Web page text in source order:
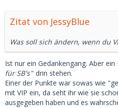
Zitat von JessyBlue
Was soll sich ändern, wenn du
Ist nur ein Gedankengang. Aber
für SB's" drin stehen.
Einer der Punkte war sowas wie
mit VIP ein, da seht ihr wie sie
ausgegeben haben und es